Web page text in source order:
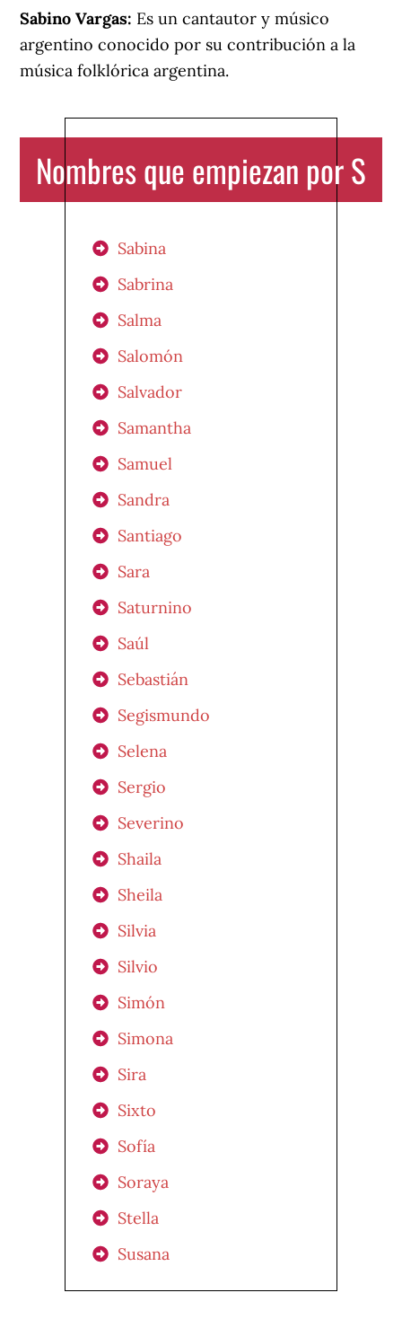
Sabino Vargas: Es un cantautor y músico
argentino conocido por su contribución a la
música folklórica argentina.
Nombres que empiezan por S
Sabina
Sabrina
Salma
Salomón
Salvador
Samantha
Samuel
Sandra
Santiago
Sara
Saturnino
Saúl
Sebastián
Segismundo
Selena
Sergio
Severino
Shaila
Sheila
Silvia
Silvio
Simón
Simona
Sira
Sixto
Sofía
Soraya
Stella
Susana